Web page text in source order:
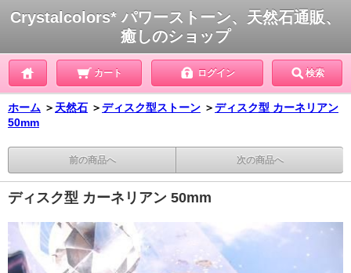
Crystalcolors* パワーストーン、天然石通販、
癒しのショップ
カート ログイン 検索
ホーム ＞ 天然石 ＞ディスク型ストーン ＞ディスク型 カーネリアン
50mm
前の商品へ 次の商品へ
ディスク型 カーネリアン 50mm